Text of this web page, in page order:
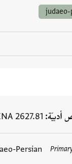
judaeo-
أدبيّة 2627.81
Persian